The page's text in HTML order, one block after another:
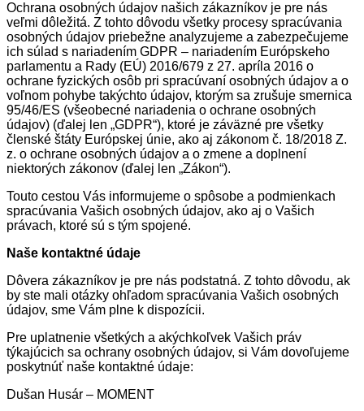
Ochrana osobných údajov našich zákazníkov je pre nás
veľmi dôležitá. Z tohto dôvodu všetky procesy spracúvania
osobných údajov priebežne analyzujeme a zabezpečujeme
ich súlad s nariadením GDPR – nariadením Európskeho
parlamentu a Rady (EÚ) 2016/679 z 27. apríla 2016 o
ochrane fyzických osôb pri spracúvaní osobných údajov a o
voľnom pohybe takýchto údajov, ktorým sa zrušuje smernica
95/46/ES (všeobecné nariadenia o ochrane osobných
údajov) (ďalej len „GDPR“), ktoré je záväzné pre všetky
členské štáty Európskej únie, ako aj zákonom č. 18/2018 Z.
z. o ochrane osobných údajov a o zmene a doplnení
niektorých zákonov (ďalej len „Zákon“).
Touto cestou Vás informujeme o spôsobe a podmienkach
spracúvania Vašich osobných údajov, ako aj o Vašich
právach, ktoré sú s tým spojené.
Naše kontaktné údaje
Dôvera zákazníkov je pre nás podstatná. Z tohto dôvodu, ak
by ste mali otázky ohľadom spracúvania Vašich osobných
údajov, sme Vám plne k dispozícii.
Pre uplatnenie všetkých a akýchkoľvek Vašich práv
týkajúcich sa ochrany osobných údajov, si Vám dovoľujeme
poskytnúť naše kontaktné údaje:
Dušan Husár – MOMENT